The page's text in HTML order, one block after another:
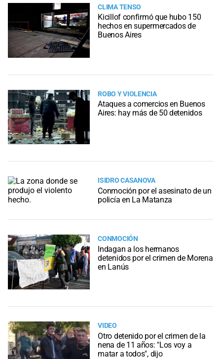
CLIMA TENSO
Kicillof confirmó que hubo 150
hechos en supermercados de
Buenos Aires
ROBO Y VIOLENCIA
Ataques a comercios en Buenos
Aires: hay más de 50 detenidos
ISIDRO CASANOVA
Conmoción por el asesinato de un
policía en La Matanza
CONMOCIÓN
Indagan a los hermanos
detenidos por el crimen de Morena
en Lanús
VIDEO
Otro detenido por el crimen de la
nena de 11 años: "Los voy a
matar a todos", dijo